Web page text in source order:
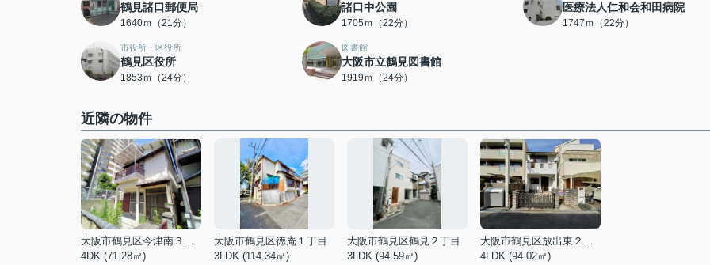
鶴見諸口郵便局
1640ｍ（21分）
諸口中公園
1705ｍ（22分）
医療法人仁和会和田病院
1747ｍ（22分）
市役所・区役所
鶴見区役所
1853ｍ（24分）
図書館
大阪市立鶴見図書館
1919ｍ（24分）
近隣の物件
大阪市鶴見区今津南３丁目
4DK (71.28㎡)
大阪市鶴見区徳庵１丁目
3LDK (114.34㎡)
大阪市鶴見区鶴見２丁目
3LDK (94.59㎡)
大阪市鶴見区放出東２丁目
4LDK (94.02㎡)